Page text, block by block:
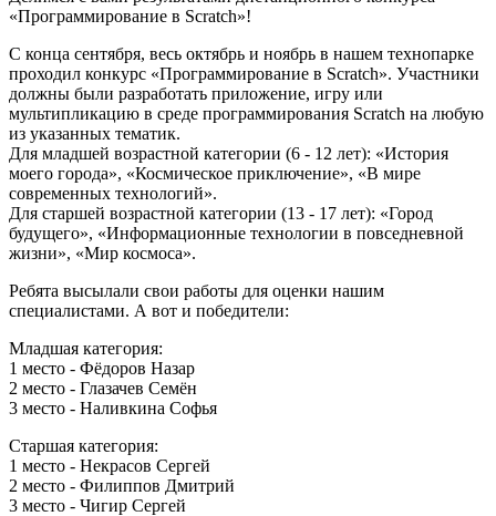
«Программирование в Scratch»!
С конца сентября, весь октябрь и ноябрь в нашем технопарке
проходил конкурс «Программирование в Scratch». Участники
должны были разработать приложение, игру или
мультипликацию в среде программирования Scratch на любую
из указанных тематик.
Для младшей возрастной категории (6 - 12 лет): «История
моего города», «Космическое приключение», «В мире
современных технологий».
Для старшей возрастной категории (13 - 17 лет): «Город
будущего», «Информационные технологии в повседневной
жизни», «Мир космоса».
Ребята высылали свои работы для оценки нашим
специалистами. А вот и победители:
Младшая категория:
1 место - Фёдоров Назар
2 место - Глазачев Семён
3 место - Наливкина Софья
Старшая категория:
1 место - Некрасов Сергей
2 место - Филиппов Дмитрий
3 место - Чигир Сергей